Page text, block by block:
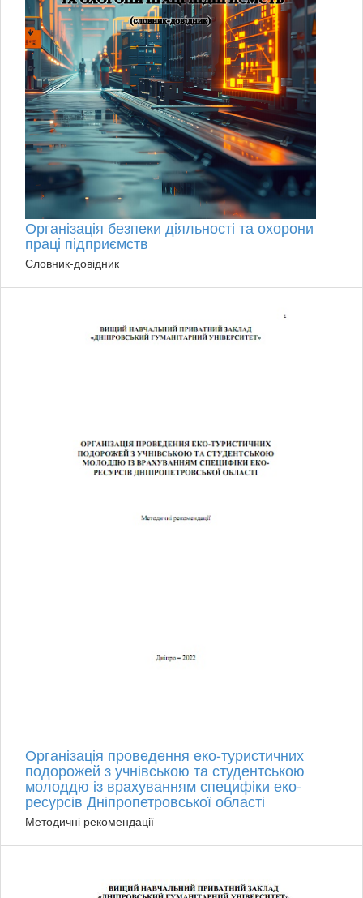
Організація безпеки діяльності та охорони
праці підприємств
Словник-довідник
Організація проведення еко-туристичних
подорожей з учнівською та студентською
молоддю із врахуванням специфіки еко-
ресурсів Дніпропетровської області
Методичні рекомендації